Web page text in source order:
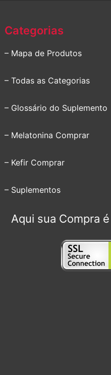
Categorias
– Mapa de Produtos
– Todas as Categorias
– Glossário do Suplemento
– Melatonina Comprar
– Kefir Comprar
– Suplementos
Aqui sua Compra